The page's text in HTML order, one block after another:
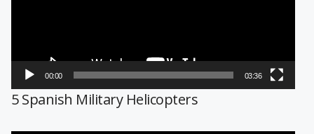
00:00 03:36
5 Spanish Military Helicopters